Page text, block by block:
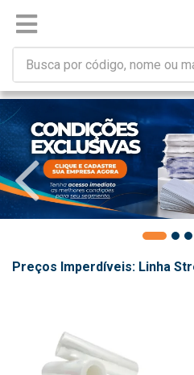
Preços Imperdíveis: Linha